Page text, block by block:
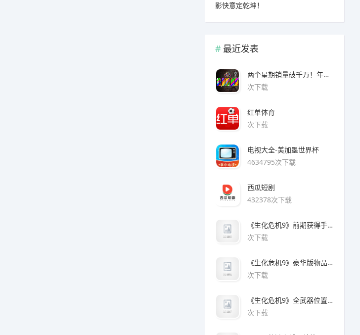
影快意定乾坤！
最近发表
两个星期销量破千万！年度爆款诞生了 3A看了都眼红
次下载
红单体育
次下载
电视大全-美加墨世界杯
4634795次下载
西瓜短剧
432378次下载
《生化危机9》前期获得手枪方法
次下载
《生化危机9》豪华版物品领取方法
次下载
《生化危机9》全武器位置及解锁方法
次下载